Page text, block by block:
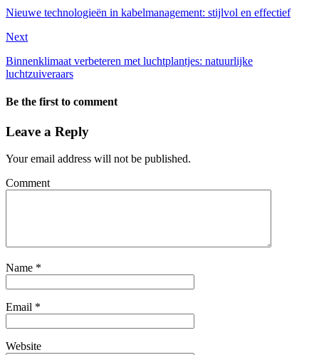
Nieuwe technologieën in kabelmanagement: stijlvol en effectief
Next
Binnenklimaat verbeteren met luchtplantjes: natuurlijke
luchtzuiveraars
Be the first to comment
Leave a Reply
Your email address will not be published.
Comment
Name *
Email *
Website